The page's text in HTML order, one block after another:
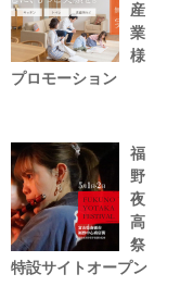
産
業
様
プロモーション
福
野
夜
高
祭
特設サイトオープン